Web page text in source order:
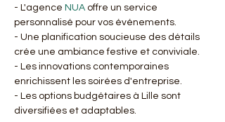
- L'agence NUA offre un service
personnalisé pour vos événements.
- Une planification soucieuse des détails
crée une ambiance festive et conviviale.
- Les innovations contemporaines
enrichissent les soirées d'entreprise.
- Les options budgétaires à Lille sont
diversifiées et adaptables.